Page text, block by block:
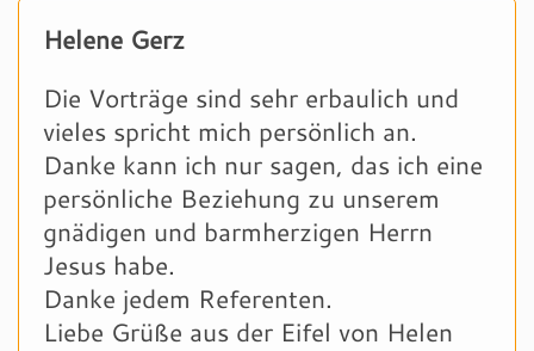
Helene Gerz
Die Vorträge sind sehr erbaulich und
vieles spricht mich persönlich an.
Danke kann ich nur sagen, das ich eine
persönliche Beziehung zu unserem
gnädigen und barmherzigen Herrn
Jesus habe.
Danke jedem Referenten.
Liebe Grüße aus der Eifel von Helen